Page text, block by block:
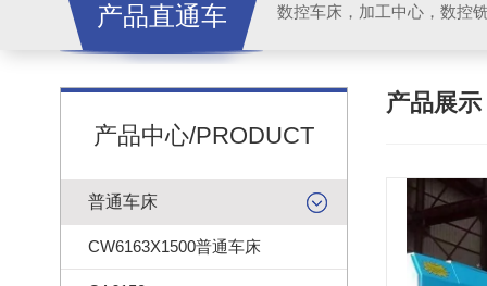
产品直通车
产品中心/PRODUCT
普通车床
CW6163X1500普通车床
产品展示